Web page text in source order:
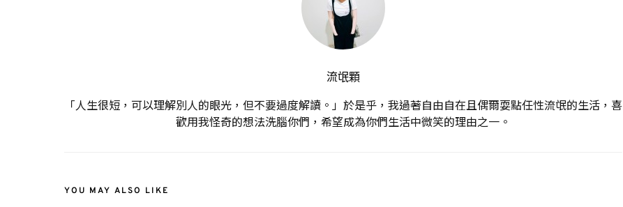
流氓顆
「人生很短，可以理解別人的眼光，但不要過度解讀。」於是乎，我過著自由自在且偶爾耍點任性流氓的生活，喜
歡用我怪奇的想法洗腦你們，希望成為你們生活中微笑的理由之一。
YOU MAY ALSO LIKE